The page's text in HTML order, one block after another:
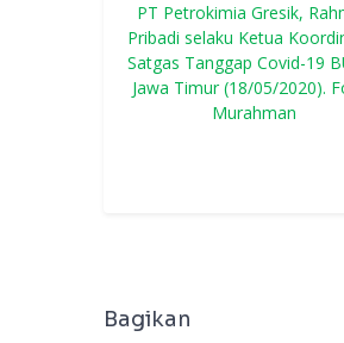
PT Petrokimia Gresik,
Pribadi selaku Ketua
Satgas Tanggap Covid-19
Jawa Timur (18/05/2020).
Murahman
Bagikan